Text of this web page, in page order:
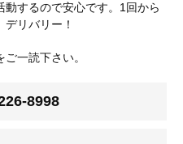
するので安心です。1回から
リバリー！
ご一読下さい。
8998